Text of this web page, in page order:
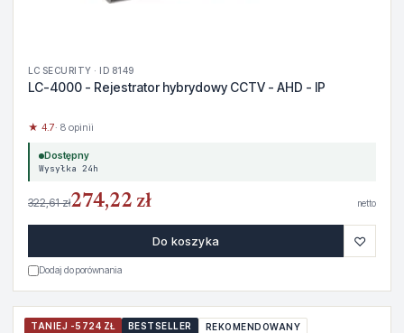
LC SECURITY · ID 8149
LC-4000 - Rejestrator hybrydowy CCTV - AHD - IP
★ 4.7· 8 opinii
Dostępny
Wysyłka 24h
322,61 zł274,22 zł netto
Do koszyka ♡
Dodaj do porównania
TANIEJ -5724 ZŁ BESTSELLER REKOMENDOWANY